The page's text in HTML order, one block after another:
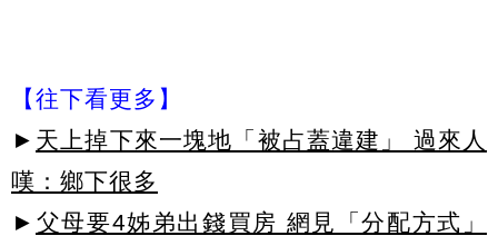
【往下看更多】
► 天上掉下來一塊地「被占蓋違建」 過來人
嘆：鄉下很多
► 父母要4姊弟出錢買房 網見「分配方式」